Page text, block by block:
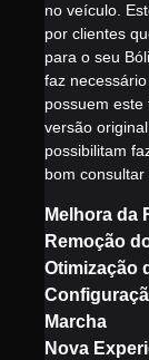
no veículo.
por clientes
para o seu
faz
possuem este
versão
possibilitam
bom
Melhora da
Remoção
Otimização
Marcha
Nova